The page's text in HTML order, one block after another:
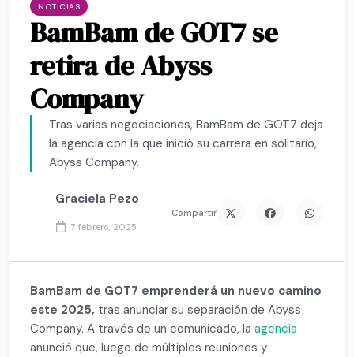
NOTICIAS
BamBam de GOT7 se
retira de Abyss
Company
Tras varias negociaciones, BamBam de GOT7 deja
la agencia con la que inició su carrera en solitario,
Abyss Company.
Graciela Pezo
7 febrero, 2025
Compartir
BamBam de GOT7 emprenderá un nuevo camino
este 2025, tras anunciar su separación de Abyss
Company. A través de un comunicado, laagencia
anunció que, luego de múltiples reuniones y